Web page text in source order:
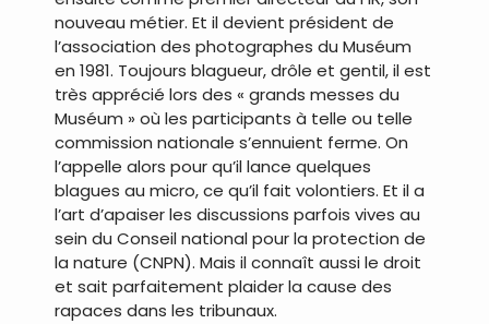
nouveau métier. Et il devient président de
l’association des photographes du Muséum
en 1981. Toujours blagueur, drôle et gentil, il est
très apprécié lors des « grands messes du
Muséum » où les participants à telle ou telle
commission nationale s’ennuient ferme. On
l’appelle alors pour qu’il lance quelques
blagues au micro, ce qu’il fait volontiers. Et il a
l’art d’apaiser les discussions parfois vives au
sein du Conseil national pour la protection de
la nature (CNPN). Mais il connaît aussi le droit
et sait parfaitement plaider la cause des
rapaces dans les tribunaux.